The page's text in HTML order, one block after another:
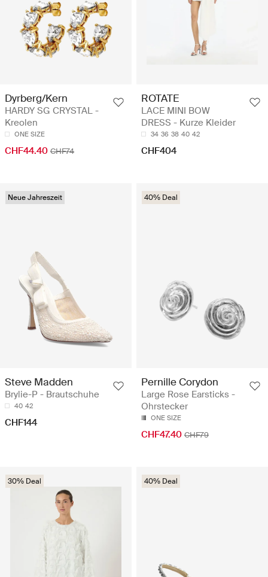
Dyrberg/Kern
HARDY SG CRYSTAL -
Kreolen
ONE SIZE
CHF44.40 CHF74
ROTATE
LACE MINI BOW
DRESS - Kurze Kleider
34 36 38 40 42
CHF404
Neue Jahreszeit
Steve Madden
Brylie-P - Brautschuhe
40 42
CHF144
40% Deal
Pernille Corydon
Large Rose Earsticks -
Ohrstecker
ONE SIZE
CHF47.40 CHF79
30% Deal 40% Deal